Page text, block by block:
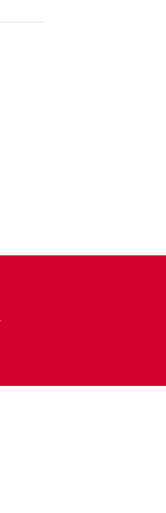
Logo